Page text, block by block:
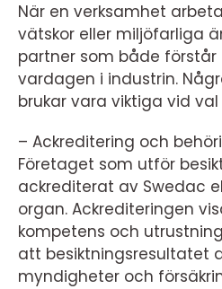
När en verksamhet
vätskor eller miljöfarliga
partner som både förstår
vardagen i industrin.
brukar vara viktiga vid
– Ackreditering och
Företaget som utför
ackrediterat av Swedac
organ. Ackrediteringen
kompetens och
att besiktningsresultatet
myndigheter och